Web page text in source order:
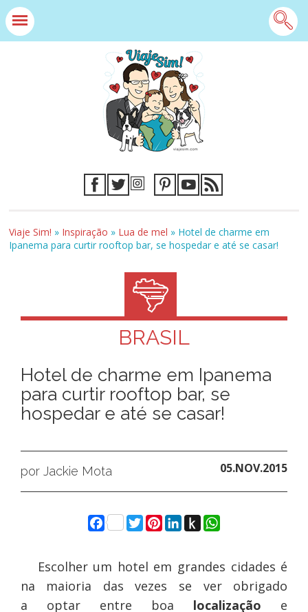
Viaje Sim! » Inspiração » Lua de mel » Hotel de charme em
Ipanema para curtir rooftop bar, se hospedar e até se casar!
BRASIL
Hotel de charme em Ipanema
para curtir rooftop bar, se
hospedar e até se casar!
por Jackie Mota 05.NOV.2015
Facebook
Twitter
Pinterest
LinkedIn
Push
to
WhatsApp
Escolher um hotel em grandes cidades é
na maioria das vezes se ver obrigado
a optar entre boa localização e